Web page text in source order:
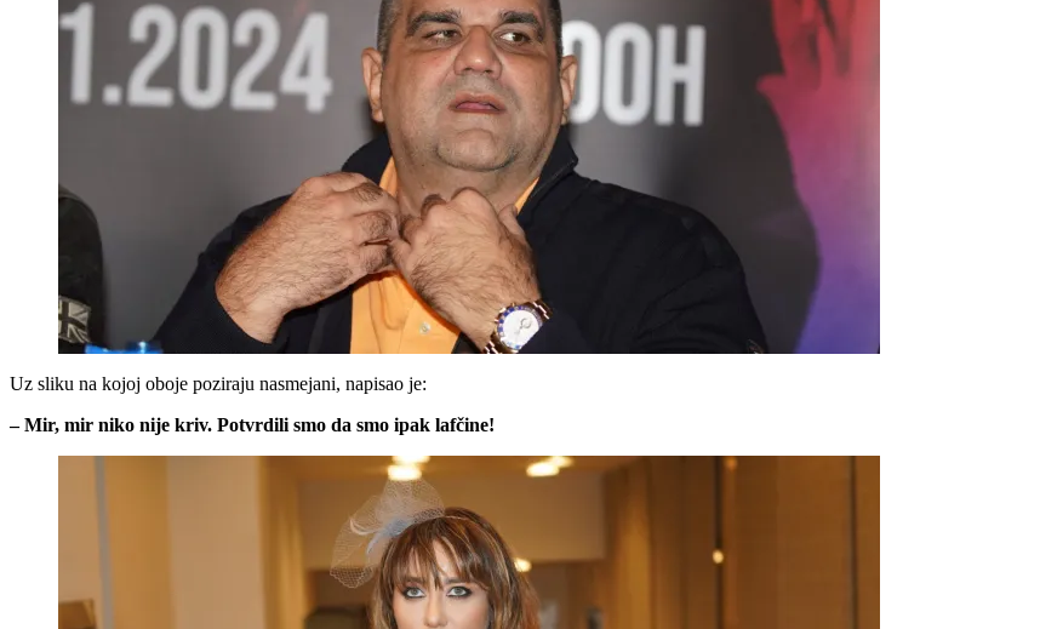
Uz sliku na kojoj oboje poziraju nasmejani, napisao je:
– Mir, mir niko nije kriv. Potvrdili smo da smo ipak lafčine!